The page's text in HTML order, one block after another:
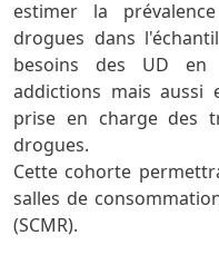
estimer la
drogues dans
besoins des UD en
addictions mais
prise en charge des
drogues.
Cette cohorte
salles de
(SCMR).